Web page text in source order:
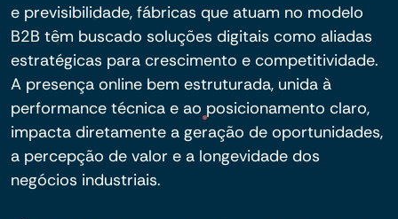
e previsibilidade, fábricas que atuam no modelo
B2B têm buscado soluções digitais como aliadas
estratégicas para crescimento e competitividade.
A presença online bem estruturada, unida à
performance técnica e ao posicionamento claro,
impacta diretamente a geração de oportunidades,
a percepção de valor e a longevidade dos
negócios industriais.